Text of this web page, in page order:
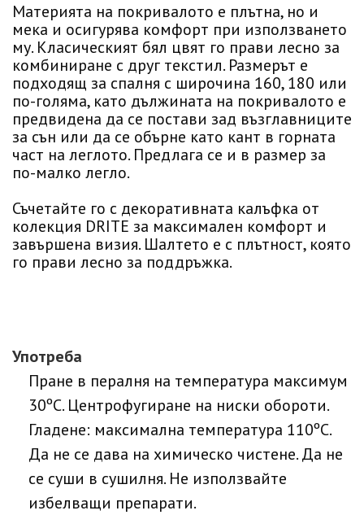
Материята на покривалото е плътна, но и
мека и осигурява комфорт при използването
му. Класическият бял цвят го прави лесно за
комбиниране с друг текстил. Размерът е
подходящ за спалня с широчина 160, 180 или
по-голяма, като дължината на покривалото е
предвидена да се постави зад възглавниците
за сън или да се обърне като кант в горната
част на леглото. Предлага се и в размер за
по-малко легло.
Съчетайте го с декоративната калъфка от
колекция DRITE за максимален комфорт и
завършена визия. Шалтето е с плътност, която
го прави лесно за поддръжка.
Употреба
Пране в пералня на температура максимум
30ºC. Центрофугиране на ниски обороти.
Гладене: максимална температура 110ºC.
Да не се дава на химическо чистене. Да не
се суши в сушилня. Не използвайте
избелващи препарати.